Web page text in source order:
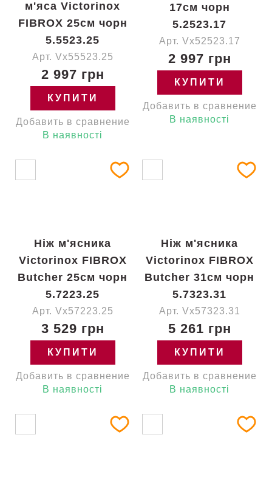
м'яса Victorinox
FIBROX 25см чорн
5.5523.25
Арт. Vx55523.25
2 997 грн
КУПИТИ
Добавить в сравнение
В наявності
17см чорн
5.2523.17
Арт. Vx52523.17
2 997 грн
КУПИТИ
Добавить в сравнение
В наявності
Ніж м'ясника
Victorinox FIBROX
Butcher 25см чорн
5.7223.25
Арт. Vx57223.25
3 529 грн
КУПИТИ
Добавить в сравнение
В наявності
Ніж м'ясника
Victorinox FIBROX
Butcher 31см чорн
5.7323.31
Арт. Vx57323.31
5 261 грн
КУПИТИ
Добавить в сравнение
В наявності